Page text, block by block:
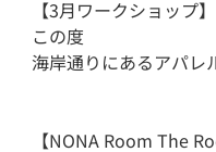
【3月ワークショップ
この度
海岸通りにあるアパレ
【NONA Room The